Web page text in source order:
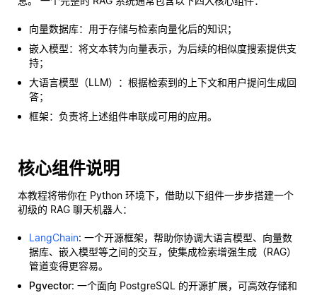
向量数据库：用于存储与检索向量化后的知识；
嵌入模型：将文本转为向量表示，为后续的相似度搜索提供支
持；
大语言模型（LLM）：根据检索到的上下文和用户提问生成回
答；
框架：负责将上述组件串联成可用的应用。
核心组件说明
本教程将带你在 Python 环境下，借助以下组件一步步搭建一个
初级的 RAG 聊天机器人：
LangChain: 一个开源框架，帮助你协调大语言模型、向量数
据库、嵌入模型等之间的交互，使集成检索增强生成（RAG）
管道变得更容易。
Pgvector: 一个面向 PostgreSQL 的开源扩展，可高效存储和